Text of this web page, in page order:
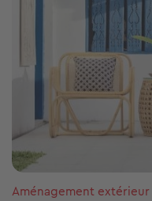
Aménagement extérieur